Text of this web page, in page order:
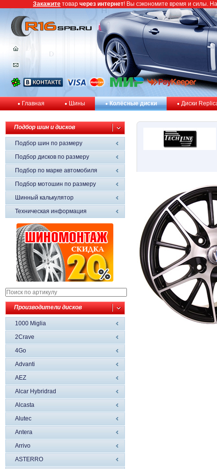
Главная Шины Колёсные диски Диски
Подбор шин и дисков
Подбор шин по размеру
Подбор дисков по размеру
Подбор по марке автомобиля
Подбор мотошин по размеру
Шинный калькулятор
Техническая информация
Производители дисков
1000 Miglia
2Crave
4Go
Advanti
AEZ
Alcar Hybridrad
Alcasta
Alutec
Antera
Arrivo
ASTERRO
Закажите товар через интернет! Вы сэкономите время и силы.